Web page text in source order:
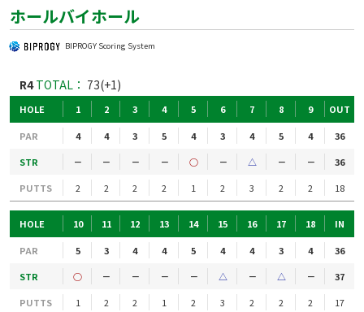
ホールバイホール
BIPROGY Scoring System
R4TOTAL： 73(+1)
HOLE 1 2 3 4 5 6 7 8 9 OUT
PAR 4 4 3 5 4 3 4 5 4
36
STR
－ － － － ○ － △ － －
36
PUTTS
2 2 2 2 1 2 3 2 2 18
HOLE 10 11 12 13 14 15 16 17 18 IN
PAR 5 3 4 4 5 4 4 3 4
36
STR
○ － － － － △ － △ －
37
PUTTS
1 2 2 1 2 3 2 2 2 17